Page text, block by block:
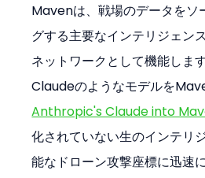
Mavenは、戦場のデータをソ
グする主要なインテリジェン
ネットワークとして機能し
Claudeのようなモデルを
Anthropic's Claude into
化されていない生のインテリ
能なドローン攻撃座標に迅速